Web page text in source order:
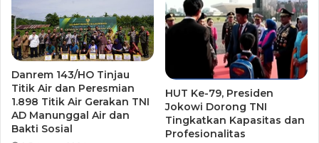
Danrem 143/HO Tinjau
Titik Air dan Peresmian
1.898 Titik Air Gerakan TNI
AD Manunggal Air dan
Bakti Sosial
HUT Ke-79, Presiden
Jokowi Dorong TNI
Tingkatkan Kapasitas dan
Profesionalitas